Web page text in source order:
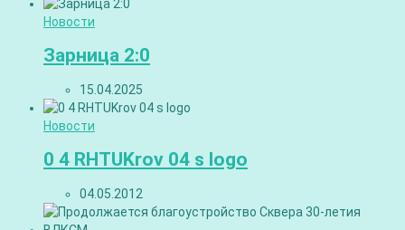
Новости
Зарница 2:0
15.04.2025
Новости
0 4 RHTUKrov 04 s logo
04.05.2012